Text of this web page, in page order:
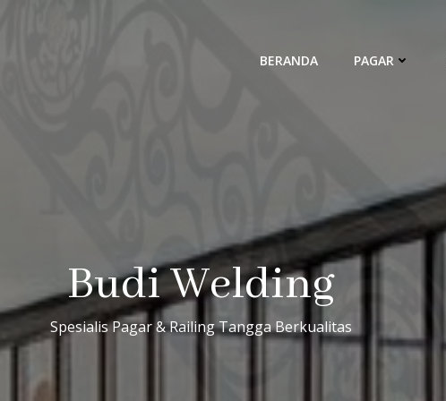
BERANDA PAGAR
Budi Welding
Spesialis Pagar & Railing Tangga Berkualitas